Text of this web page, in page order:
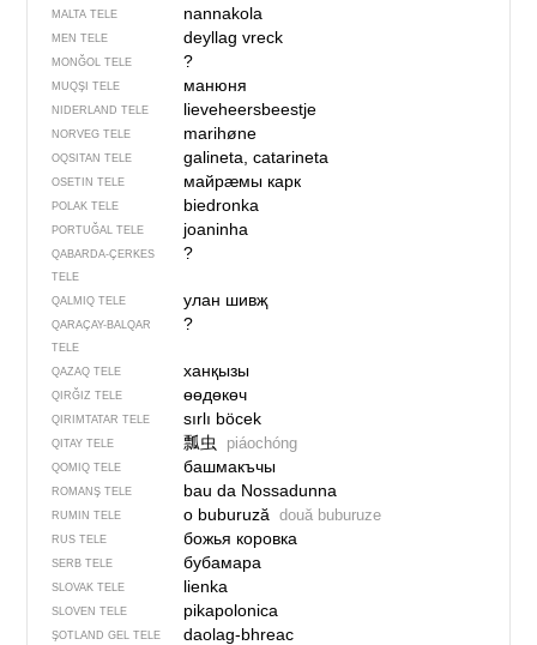
MALTA TELE nannakola
MEN TELE deyllag vreck
MONĞOL TELE ?
MUQŞI TELE манюня
NIDERLAND TELE lieveheersbeestje
NORVEG TELE marihøne
OQSITAN TELE galineta, catarineta
OSETIN TELE майрӕмы карк
POLAK TELE biedronka
PORTUĞAL TELE joaninha
QABARDA-ÇERKES
TELE
?
QALMIQ TELE улан шивҗ
QARAÇAY-BALQAR
TELE
?
QAZAQ TELE ханқызы
QIRĞIZ TELE өөдөкөч
QIRIMTATAR TELE sırlı böcek
QITAY TELE 瓢虫 piáochóng
QOMIQ TELE башмакъчы
ROMANŞ TELE bau da Nossadunna
RUMIN TELE o buburuză două buburuze
RUS TELE божья коровка
SERB TELE бубамара
SLOVAK TELE lienka
SLOVEN TELE pikapolonica
ŞOTLAND GEL TELE daolag-bhreac